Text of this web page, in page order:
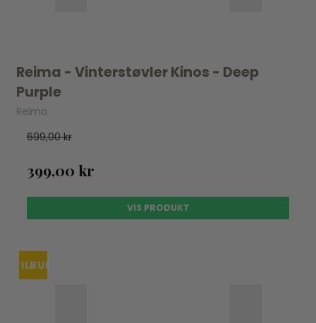
Reima - Vinterstøvler Kinos - Deep
Purple
Reima
699,00 kr
399,00 kr
VIS PRODUKT
TILBUD